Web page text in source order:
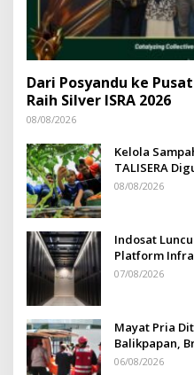
Dari Posyandu ke
Raih Silver ISRA 2026
08/08/2026
Kelola
TALISERA
08/08/2026
Indosat
Platform
Tenggara
07/08/2026
Mayat Pria
Balikpapan,
TKP
06/08/2026